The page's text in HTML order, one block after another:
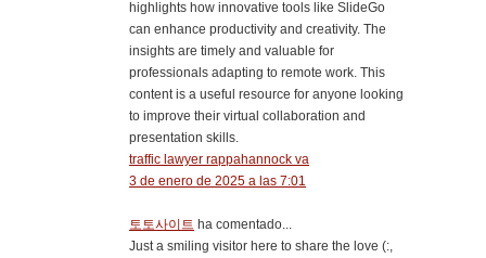
highlights how innovative tools like SlideGo
can enhance productivity and creativity. The
insights are timely and valuable for
professionals adapting to remote work. This
content is a useful resource for anyone looking
to improve their virtual collaboration and
presentation skills.
traffic lawyer rappahannock va
3 de enero de 2025 a las 7:01
토토사이트 ha comentado...
Just a smiling visitor here to share the love (:,